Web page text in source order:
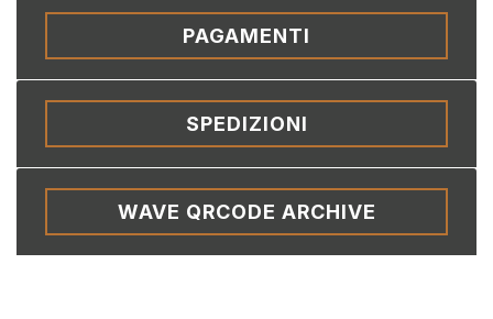
PAGAMENTI
SPEDIZIONI
WAVE QRCODE ARCHIVE